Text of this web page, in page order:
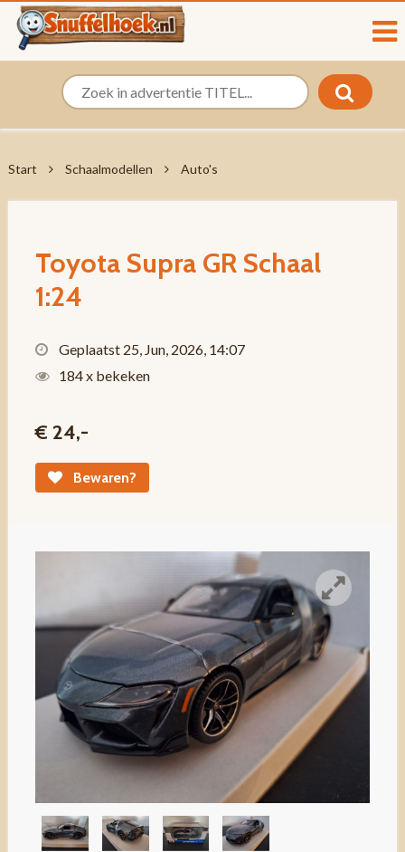
Start Schaalmodellen Auto's
Toyota Supra GR Schaal
1:24
Geplaatst 25, Jun, 2026, 14:07
184 x bekeken
€ 24,-
Bewaren?